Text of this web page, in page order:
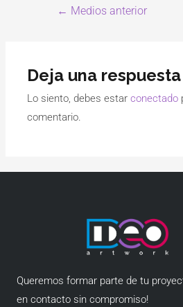
← Medios anterior
Deja una respuesta
Lo siento, debes estarconectado
comentario.
Queremos formar parte de tu
en contacto sin compromiso!